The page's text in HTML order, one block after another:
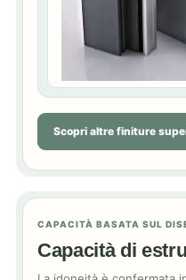
Scopri altre finiture
CAPACITÀ BASATA SUL
Capacità di